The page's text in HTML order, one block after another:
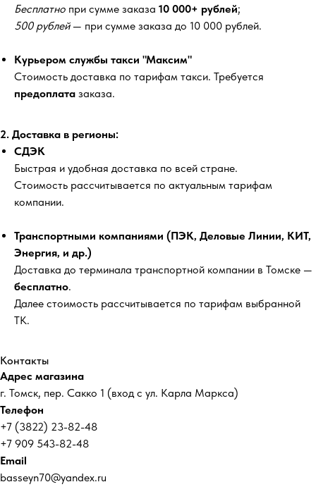
Бесплатно при сумме заказа 10 000+ рублей;
500 рублей— при сумме заказа до 10 000 рублей.
Курьером службы такси "Максим"
Стоимость доставка по тарифам такси. Требуется
предоплата заказа.
2. Доставка в регионы:
СДЭК
Быстрая и удобная доставка по всей стране.
Стоимость рассчитывается по актуальным тарифам
компании.
Транспортными компаниями (ПЭК, Деловые Линии, КИТ,
Энергия, и др.)
Доставка до терминала транспортной компании в Томске —
бесплатно.
Далее стоимость рассчитывается по тарифам выбранной
ТК.
Контакты
Адрес магазина
г. Томск, пер. Сакко 1 (вход с ул. Карла Маркса)
Телефон
+7 (3822) 23-82-48
+7 909 543-82-48
Email
basseyn70@yandex.ru